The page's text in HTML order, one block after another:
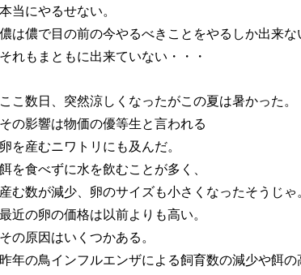
本当にやるせない。
儂は儂で目の前の今やるべきことをやるしか出来な
それもまともに出来ていない・・・
ここ数日、突然涼しくなったがこの夏は暑かった。
その影響は物価の優等生と言われる
卵を産むニワトリにも及んだ。
餌を食べずに水を飲むことが多く、
産む数が減少、卵のサイズも小さくなったそうじゃ
最近の卵の価格は以前よりも高い。
その原因はいくつかある。
昨年の鳥インフルエンザによる飼育数の減少や餌の